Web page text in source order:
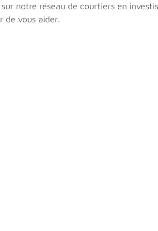
notre réseau de courtiers en
de vous aider.